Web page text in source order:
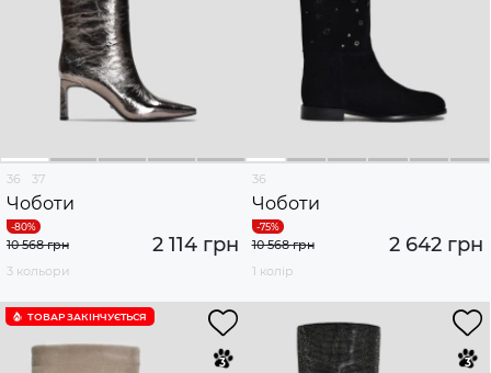
36 37
Чоботи
2 114 грн
10 568 грн
3 кольори
36
Чоботи
2 642 грн
10 568 грн
1 колір
ТОВАР ЗАКІНЧУЄTЬСЯ